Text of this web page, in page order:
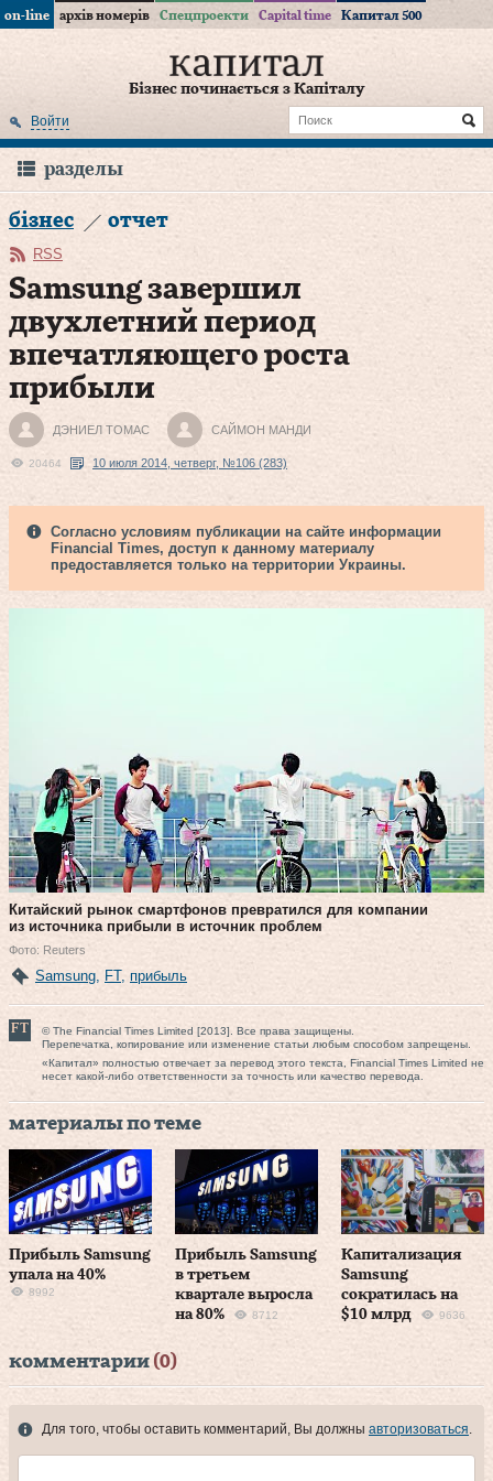
on-line архів номерів Спецпроекти Capital time Капитал 500
Бізнес починається з Капіталу
Войти
разделы
бізнес отчет
RSS
Samsung завершил
двухлетний период
впечатляющего роста
прибыли
ДЭНИЕЛ ТОМАС САЙМОН МАНДИ
20464 10 июля 2014, четверг, №106 (283)
Согласно условиям публикации на сайте информации
Financial Times, доступ к данному материалу
предоставляется только на территории Украины.
Китайский рынок смартфонов превратился для компании
из источника прибыли в источник проблем
Фото: Reuters
Samsung FT, прибыль
© The Financial Times Limited [2013]. Все права защищены.
Перепечатка, копирование или изменение статьи любым способом запрещены.
«Капитал» полностью отвечает за перевод этого текста, Financial Times Limited не
несет какой-либо ответственности за точность или качество перевода.
материалы по теме
Прибыль Samsung
упала на 40%
8992
Прибыль Samsung
в третьем
квартале выросла
на 80%
8712
Капитализация
Samsung
сократилась на
$10 млрд
9636
комментарии (0)
Для того, чтобы оставить комментарий, Вы должны авторизоваться.